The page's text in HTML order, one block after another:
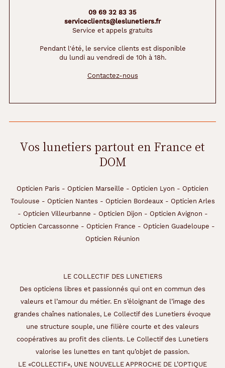
09 69 32 83 35
serviceclients@leslunetiers.fr
Service et appels gratuits
Pendant l'été, le service clients est disponible
du lundi au vendredi de 10h à 18h.
Contactez-nous
Vos lunetiers partout en France et
DOM
Opticien Paris - Opticien Marseille - Opticien Lyon - Opticien
Toulouse - Opticien Nantes - Opticien Bordeaux- Opticien Arles
- Opticien Villeurbanne - Opticien Dijon - Opticien Avignon -
Opticien Carcassonne - Opticien France - Opticien Guadeloupe -
Opticien Réunion
LE COLLECTIF DES LUNETIERS
Des opticiens libres et passionnés qui ont en commun des
valeurs et l’amour du métier. En s’éloignant de l’image des
grandes chaînes nationales, Le Collectif des Lunetiers évoque
une structure souple, une filière courte et des valeurs
coopératives au profit des clients. Le Collectif des Lunetiers
valorise les lunettes en tant qu’objet de passion.
LE «COLLECTIF», UNE NOUVELLE APPROCHE DE L’OPTIQUE